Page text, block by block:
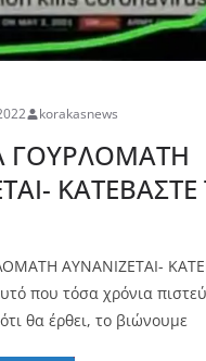
korakasnews
ΓΟΥΡΛΟΜΑΤΗ
ΑΥΝΑΝΙΖΕΤΑΙ-
που τόσα χρόνια
θα έρθει, το βιώνουμε